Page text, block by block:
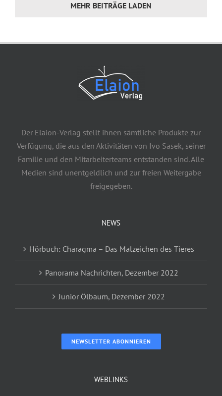
MEHR BEITRÄGE LADEN
Der Elaion-Verlag stellt ihnen sämtliche Produkte zur
Verfügung, die aus den Aktivitäten von Ivo Sasek, seiner
Familie und den Mitarbeiterteams entstanden sind. Alle
Medien sind unentgeldlich und zur freien Weitergabe
freigegeben.
NEWS
Hörbuch: Charagma – Das Malzeichen des Tieres
Panorama Nachrichten, Dezember 2022
Junior Ölbaum, Dezember 2022
NEWSLETTER ABONNIEREN
WEBLINKS